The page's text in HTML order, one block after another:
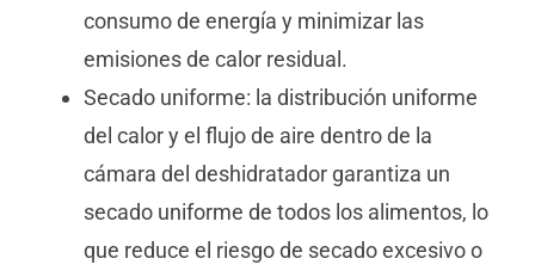
consumo de energía y minimizar las
emisiones de calor residual.
Secado uniforme: la distribución uniforme
del calor y el flujo de aire dentro de la
cámara del deshidratador garantiza un
secado uniforme de todos los alimentos, lo
que reduce el riesgo de secado excesivo o